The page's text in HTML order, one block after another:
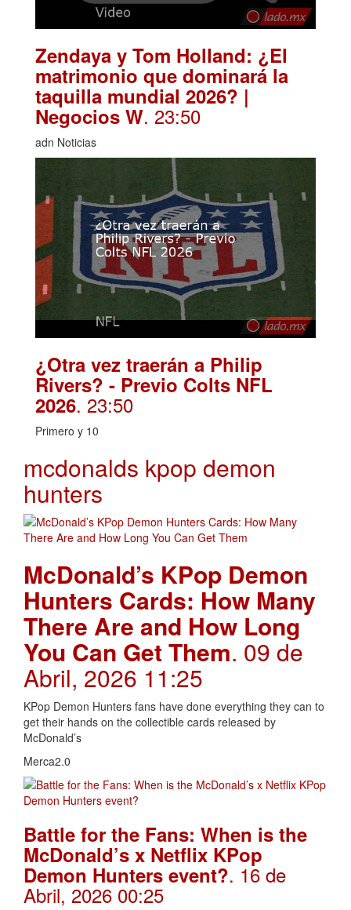
Zendaya y Tom Holland: ¿El
matrimonio que dominará la
taquilla mundial 2026? |
Negocios W. 23:50
adn Noticias
¿Otra vez traerán a Philip
Rivers? - Previo Colts NFL
2026. 23:50
Primero y 10
mcdonalds kpop demon
hunters
McDonald’s KPop Demon
Hunters Cards: How Many
There Are and How Long
You Can Get Them. 09 de
Abril, 2026 11:25
KPop Demon Hunters fans have done everything they can to
get their hands on the collectible cards released by
McDonald’s
Merca2.0
Battle for the Fans: When is the
McDonald’s x Netflix KPop
Demon Hunters event?. 16 de
Abril, 2026 00:25